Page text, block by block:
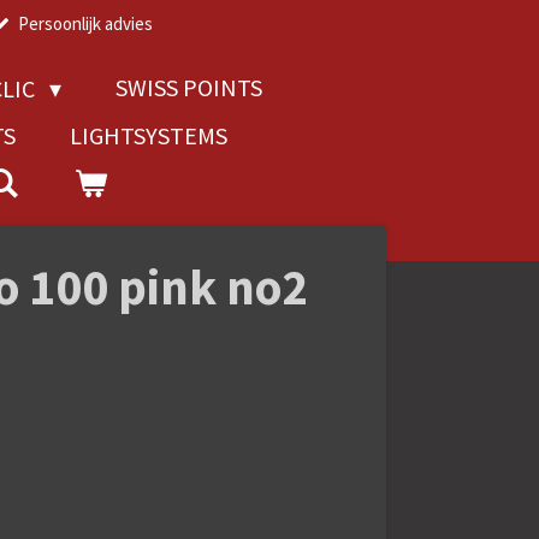
Persoonlijk advies
SWISS POINTS
LIGHTSYSTEMS
100 pink no2